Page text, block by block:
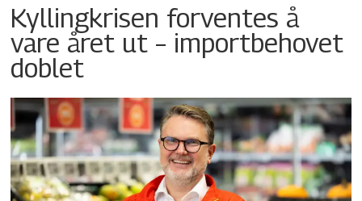
Kyllingkrisen forventes å
vare året ut – importbehovet
doblet